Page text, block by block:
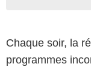
Chaque soir, la
programmes